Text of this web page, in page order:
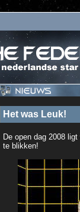
Het was Leuk!
De open dag 2008
te blikken!